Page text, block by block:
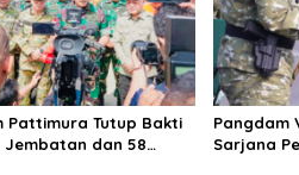
Pattimura Tutup Bakti
Jembatan dan 58
Pangdam
Sarjana